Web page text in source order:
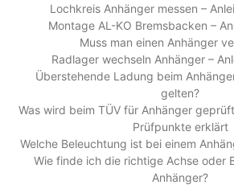
Lochkreis Anhänger messen –
Montage AL-KO Bremsbacken –
Muss man einen Anhänger
Radlager wechseln Anhänger –
Überstehende Ladung beim
gelten?
Was wird beim TÜV für Anhänger
Prüfpunkte erklärt
Welche Beleuchtung ist bei einem
Wie finde ich die richtige Achse oder
Anhänger?